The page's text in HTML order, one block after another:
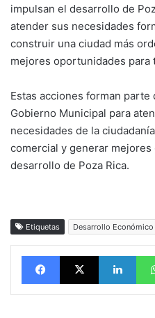
impulsan el desarrollo de
atender sus necesidades
construir una ciudad más
mejores oportunidades para
Estas acciones forman
Gobierno Municipal para
necesidades de la
comercial y generar
desarrollo de Poza Rica.
Etiquetas Desarrollo Económico
FacebookX